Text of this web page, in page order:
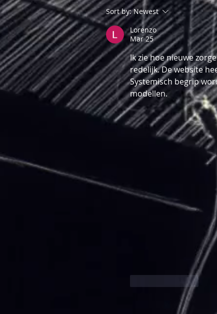
Sort by: Newest
Lorenzo
Mar 25
Ik zie hoe nieuwe
redelijk. De website
Systemisch begrip
modellen.
Reply